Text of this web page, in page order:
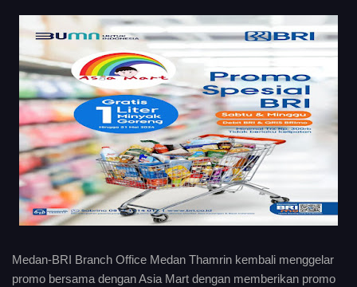
Medan-BRI Branch Office Medan Thamrin kembali menggelar
promo bersama dengan Asia Mart dengan memberikan promo